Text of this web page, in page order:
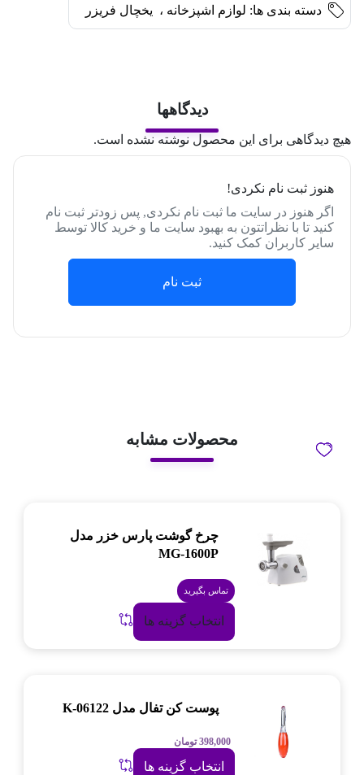
دسته بندی ها: لوازم اشپزخانه ، یخچال فریزر
دیدگاهها
هیچ دیدگاهی برای این محصول نوشته نشده است.
هنوز ثبت نام نکردی!
اگر هنوز در سایت ما ثبت نام نکردی, پس زودتر ثبت نام
کنید تا با نظراتتون به بهبود سایت ما و خرید کالا توسط
سایر کاربران کمک کنید.
ثبت نام
محصولات مشابه
چرخ گوشت پارس خزر مدل
MG-1600P
تماس بگیرید
انتخاب گزینه ها
پوست کن تفال مدل K-06122
398,000 تومان
انتخاب گزینه ها